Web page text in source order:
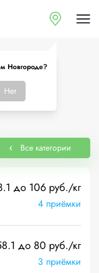
Новгороде?
Нет
Все категории
до 106 руб./кг
4 приёмки
до 80 руб./кг
3 приёмки